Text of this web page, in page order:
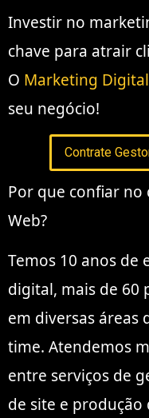
Investir no
chave para atrair
O Marketing Digital
seu negócio!
Contrate
Por que confiar
Web?
Temos 10 anos de
digital, mais de 60
em diversas áreas
time. Atendemos
entre serviços de
de site e produção